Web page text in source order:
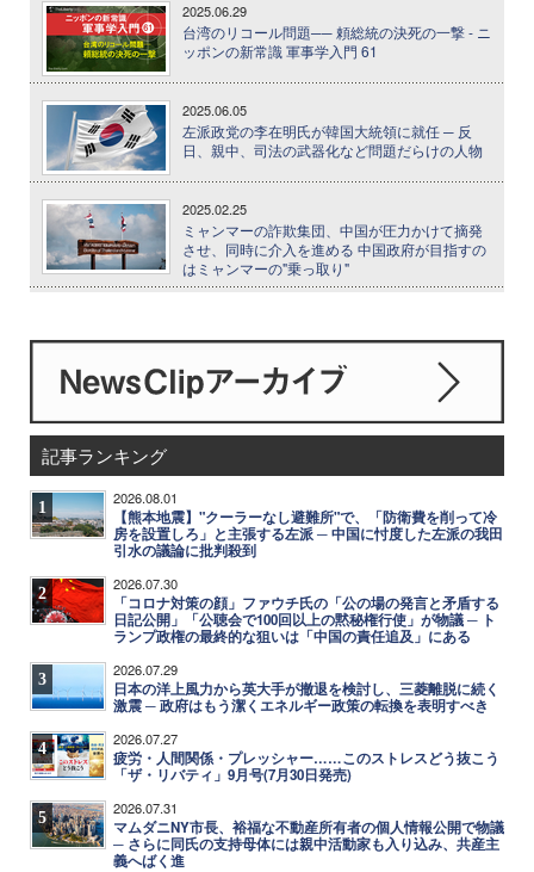
2025.06.29
台湾のリコール問題── 頼総統の決死の一撃 - ニ
ッポンの新常識 軍事学入門 61
2025.06.05
左派政党の李在明氏が韓国大統領に就任 ─ 反
日、親中、司法の武器化など問題だらけの人物
2025.02.25
ミャンマーの詐欺集団、中国が圧力かけて摘発
させ、同時に介入を進める 中国政府が目指すの
はミャンマーの"乗っ取り"
記事ランキング
1 2026.08.01
【熊本地震】"クーラーなし避難所"で、「防衛費を削って冷
房を設置しろ」と主張する左派 ─ 中国に忖度した左派の我田
引水の議論に批判殺到
2 2026.07.30
「コロナ対策の顔」ファウチ氏の「公の場の発言と矛盾する
日記公開」「公聴会で100回以上の黙秘権行使」が物議 ─ ト
ランプ政権の最終的な狙いは「中国の責任追及」にある
3 2026.07.29
日本の洋上風力から英大手が撤退を検討し、三菱離脱に続く
激震 ─ 政府はもう潔くエネルギー政策の転換を表明すべき
4 2026.07.27
疲労・人間関係・プレッシャー……このストレスどう抜こう
「ザ・リバティ」9月号(7月30日発売)
5 2026.07.31
マムダニNY市長、裕福な不動産所有者の個人情報公開で物議
─ さらに同氏の支持母体には親中活動家も入り込み、共産主
義へばく進